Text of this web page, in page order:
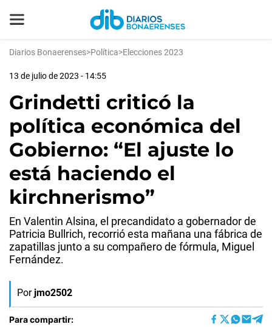
Diarios Bonaerenses>Política>Elecciones 2023
13 de julio de 2023 - 14:55
Grindetti criticó la
política económica del
Gobierno: “El ajuste lo
está haciendo el
kirchnerismo”
En Valentin Alsina, el precandidato a gobernador de
Patricia Bullrich, recorrió esta mañana una fábrica de
zapatillas junto a su compañero de fórmula, Miguel
Fernández.
Por jmo2502
Para compartir: